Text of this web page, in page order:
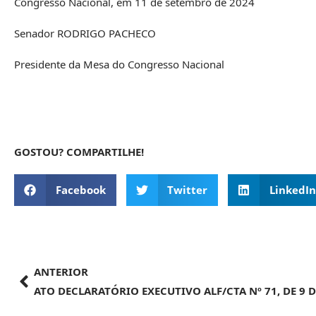
Senador RODRIGO PACHECO
Presidente da Mesa do Congresso Nacional
GOSTOU? COMPARTILHE!
Facebook Twitter LinkedIn
ANTERIOR